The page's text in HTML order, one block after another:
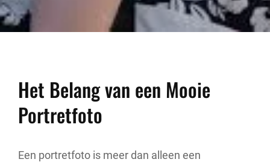
Het Belang van een Mooie
Portretfoto
Een portretfoto is meer dan alleen een